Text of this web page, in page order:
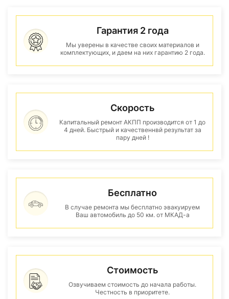
Гарантия 2 года
Мы уверены в качестве своих материалов и
комплектующих, и даем на них гарантию 2 года.
Скорость
Капитальный ремонт АКПП производится от 1 до
4 дней. Быстрый и качественнвй результат за
пару дней !
Бесплатно
В случае ремонта мы бесплатно эвакуируем
Ваш автомобиль до 50 км. от МКАД-а
Стоимость
Озвучиваем стоимость до начала работы.
Честность в приоритете.